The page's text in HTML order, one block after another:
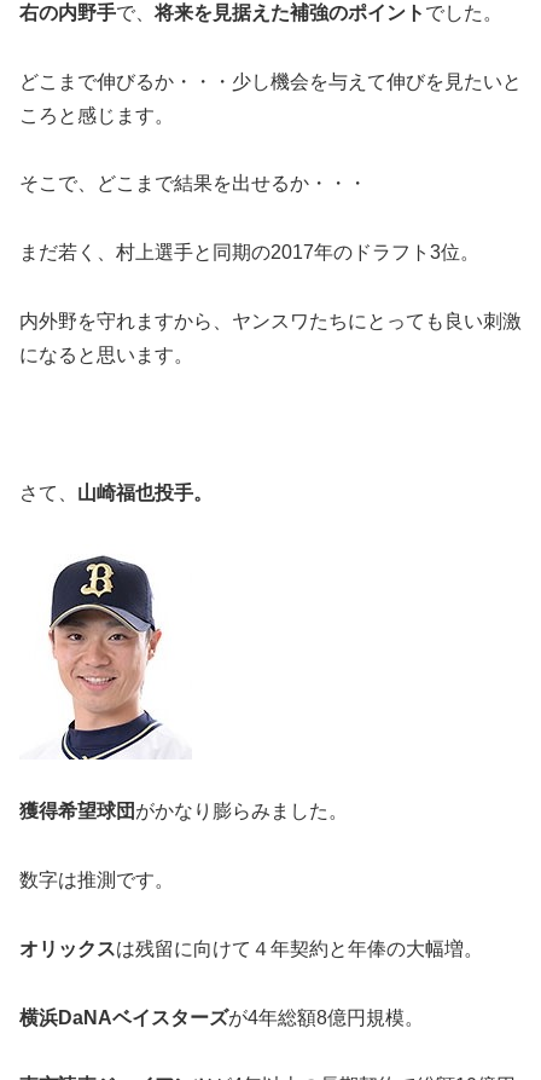
右の内野手で、将来を見据えた補強のポイント でした。
どこまで伸びるか・・・少し機会を与えて伸びを見たいと
ころと感じます。
そこで、どこまで結果を出せるか・・・
まだ若く、村上選手と同期の2017年のドラフト3位。
内外野を守れますから、ヤンスワたちにとっても良い刺激
になると思います。
さて、 山崎福也投手。
獲得希望球団 がかなり膨らみました。
数字は推測です。
オリックスは残留に向けて４年契約と年俸の大幅増。
横浜DaNAベイスターズが4年総額8億円規模。